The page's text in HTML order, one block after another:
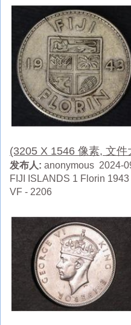
(3205 X 1546 像素, 文件
发布人: anonymous 2024-
FIJI ISLANDS 1 Florin
VF - 2206